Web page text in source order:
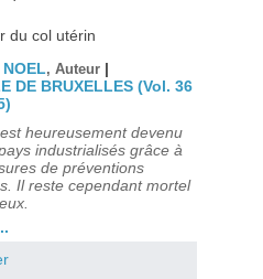
du col utérin
, Auteur |
DE BRUXELLES (Vol. 36
heureusement devenu
industrialisés grâce à
de préventions
Il reste cependant mortel